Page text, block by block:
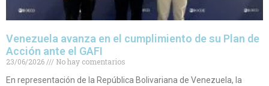
Venezuela avanza en el cumplimiento de su Plan de
Acción ante el GAFI
23/06/2026
No hay comentarios
En representación de la República Bolivariana de Venezuela, la